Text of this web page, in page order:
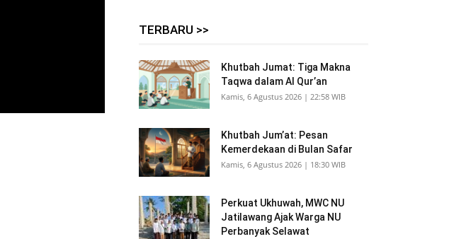
TERBARU >>
Khutbah Jumat: Tiga Makna
Taqwa dalam Al Qur’an
Kamis, 6 Agustus 2026 | 22:58 WIB
Khutbah Jum’at: Pesan
Kemerdekaan di Bulan Safar
Kamis, 6 Agustus 2026 | 18:30 WIB
Perkuat Ukhuwah, MWC NU
Jatilawang Ajak Warga NU
Perbanyak Selawat